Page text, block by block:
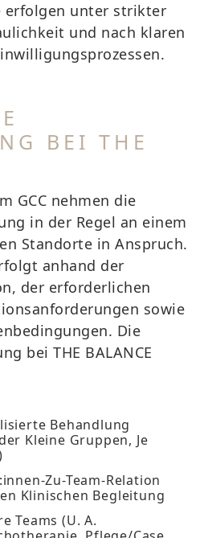
erfolgen unter strikter
und nach klaren
BEI THE
GCC nehmen die
in der Regel an einem
Standorte in Anspruch.
anhand der
der erforderlichen
sowie
Die
bei THE BALANCE
Behandlung
Kleine Gruppen, Je
Zu-Team-Relation
Klinischen Begleitung
Teams (u. A.